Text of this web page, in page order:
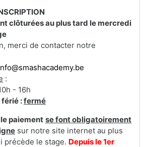
clôturées au plus tard le mercredi
merci de contacter notre
:
- 16h
:fermé
paiement se font obligatoirement
sur notre site internet au plus
précède le stage. Depuis le 1er